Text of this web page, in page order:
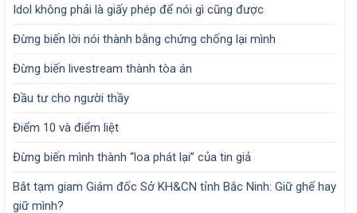
Idol không phải là giấy phép để nói gì cũng được
Đừng biến lời nói thành bằng chứng chống lại mình
Đừng biến livestream thành tòa án
Đầu tư cho người thầy
Điểm 10 và điểm liệt
Đừng biến mình thành “loa phát lại” của tin giả
Bắt tạm giam Giám đốc Sở KH&CN tỉnh Bắc Ninh: Giữ ghế hay
giữ mình?